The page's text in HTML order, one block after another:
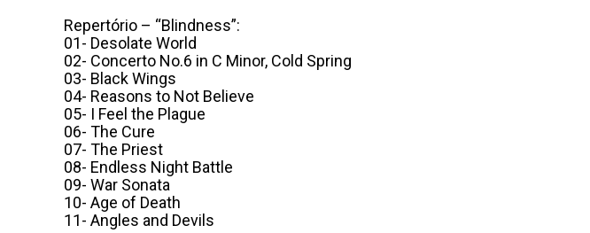
Repertório – “Blindness”:
01- Desolate World
02- Concerto No.6 in C Minor, Cold Spring
03- Black Wings
04- Reasons to Not Believe
05- I Feel the Plague
06- The Cure
07- The Priest
08- Endless Night Battle
09- War Sonata
10- Age of Death
11- Angles and Devils